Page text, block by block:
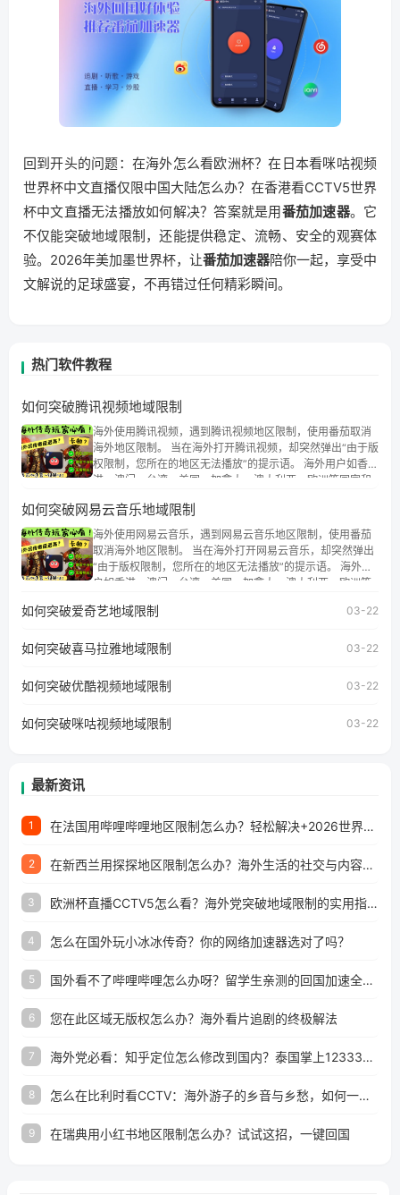
回到开头的问题：在海外怎么看欧洲杯？在日本看咪咕视频
世界杯中文直播仅限中国大陆怎么办？在香港看CCTV5世界
杯中文直播无法播放如何解决？答案就是用番茄加速器。它
不仅能突破地域限制，还能提供稳定、流畅、安全的观赛体
验。2026年美加墨世界杯，让番茄加速器陪你一起，享受中
文解说的足球盛宴，不再错过任何精彩瞬间。
热门软件教程
如何突破腾讯视频地域限制
海外使用腾讯视频，遇到腾讯视频地区限制，使用番茄取消
海外地区限制。 当在海外打开腾讯视频，却突然弹出“由于版
权限制，您所在的地区无法播放”的提示语。 海外用户如香
港、澳门、台湾、美国、加拿大、澳大利亚、欧洲等国家和
权限制问题，且仅能在中国大陆地区播放。 遇到这个问题的
朋友们，使用番茄回国加速器，即可解决「海外用户收听腾
讯视频地区版权限制」的问题，无论人在香港、澳门、台
湾、美国、加拿大、澳大利亚、欧洲等国家和地区工作、留
学、定居等，都可以使用，不再因地区和版权限制所困扰。
如何突破网易云音乐地域限制
海外使用网易云音乐，遇到网易云音乐地区限制，使用番茄
取消海外地区限制。 当在海外打开网易云音乐，却突然弹出
“由于版权限制，您所在的地区无法播放”的提示语。 海外用
户如香港、澳门、台湾、美国、加拿大、澳大利亚、欧洲等
地区及版权限制问题，且仅能在中国大陆地区播放。 遇到这
户收听网易云音乐地区版权限制」的问题，无论人在香港、
工作、留学、定居等，都可以使用，不再因地区和版权限制
所困扰。
如何突破爱奇艺地域限制 03-22
如何突破喜马拉雅地域限制 03-22
如何突破优酷视频地域限制 03-22
如何突破咪咕视频地域限制 03-22
最新资讯
1 在法国用哔哩哔哩地区限制怎么办？轻松解决+2026世界杯看球攻略
2 在新西兰用探探地区限制怎么办？海外生活的社交与内容之困
3 欧洲杯直播CCTV5怎么看？海外党突破地域限制的实用指南
4 怎么在国外玩小冰冰传奇？你的网络加速器选对了吗？
5 国外看不了哔哩哔哩怎么办呀？留学生亲测的回国加速全攻略（含酷我音乐渤海银行解决方法）
6 您在此区域无版权怎么办？海外看片追剧的终极解法
7 海外党必看：知乎定位怎么修改到国内？泰国掌上12333、印度天府通难题全解决！
8 怎么在比利时看CCTV：海外游子的乡音与乡愁，如何一键连接？
9 在瑞典用小红书地区限制怎么办？试试这招，一键回国